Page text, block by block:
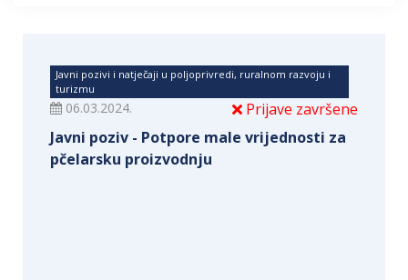
Javni pozivi i natječaji u poljoprivredi, ruralnom razvoju i
turizmu
Prijave završene
06.03.2024.
Javni poziv - Potpore male vrijednosti za
pčelarsku proizvodnju